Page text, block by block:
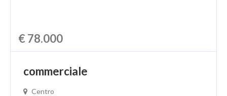
€ 78.000
commerciale
Centro